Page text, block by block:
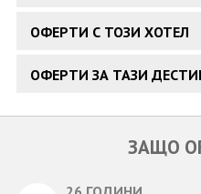
ОФЕРТИ С ТОЗИ ХОТЕЛ
ОФЕРТИ ЗА ТАЗИ
ЗАЩО